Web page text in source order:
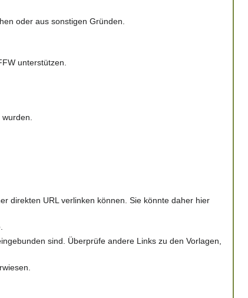
oder aus sonstigen Gründen.
unterstützen.
wurden.
direkten URL verlinken können. Sie könnte daher hier
sind. Überprüfe andere Links zu den Vorlagen,